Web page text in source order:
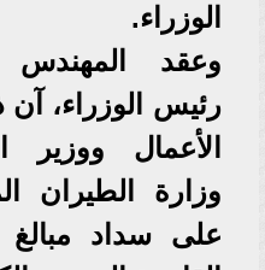
الوزراء.
وعقد
رئيس الوزراء،
الأعمال ووزير
وزارة الطيران
على سداد مبالغ